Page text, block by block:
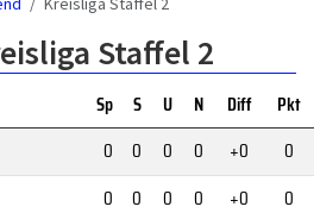
Staffel 2
Sp S U N Diff
Pkt
0 0 0 0 +0
0
0 0 0 0 +0
0